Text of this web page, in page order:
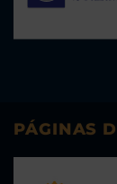
PÁGINAS